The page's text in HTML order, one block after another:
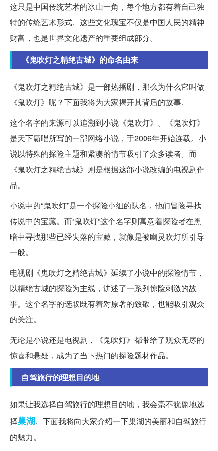
这只是中国传统艺术的冰山一角，每个地方都有着自己独
特的传统艺术形式。这些文化瑰宝不仅是中国人民的精神
财富，也是世界文化遗产的重要组成部分。
《鬼吹灯之精绝古城》的命名由来
《鬼吹灯之精绝古城》是一部热播剧，那么为什么它叫做
《鬼吹灯》呢？下面我将为大家揭开其背后的故事。
这个名字的来源可以追溯到小说《鬼吹灯》。《鬼吹灯》
是天下霸唱所写的一部网络小说，于2006年开始连载。小
说以特殊的探险主题和紧凑的情节吸引了众多读者。而
《鬼吹灯之精绝古城》则是根据这部小说改编的电视剧作
品。
小说中的“鬼吹灯”是一个探险小组的队名，他们冒险寻找
传说中的宝藏。而“鬼吹灯”这个名字则寓意着探险者在黑
暗中寻找那些已经失落的宝藏，就像是被幽灵吹灯所引导
一般。
电视剧《鬼吹灯之精绝古城》延续了小说中的探险情节，
以精绝古城的探险为主线，讲述了一系列惊险刺激的故
事。这个名字的选取既有着对原著的致敬，也能吸引观众
的关注。
无论是小说还是电视剧，《鬼吹灯》都带给了观众无尽的
惊喜和悬疑，成为了当下热门的探险题材作品。
自驾旅行的理想目的地
如果让我选择自驾旅行的理想目的地，我会毫不犹豫地选
择巢湖。下面我将向大家介绍一下巢湖的美丽和自驾旅行
的魅力。